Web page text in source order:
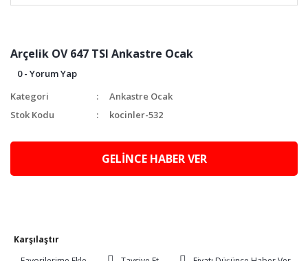
Arçelik OV 647 TSI Ankastre Ocak
0 - Yorum Yap
Kategori
Ankastre Ocak
Stok Kodu
kocinler-532
GELİNCE HABER VER
Karşılaştır